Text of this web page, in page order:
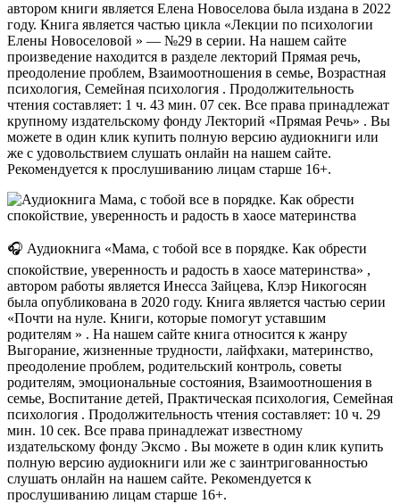
автором книги является Елена Новоселова была издана в 2022
году. Книга является частью цикла «Лекции по психологии
Елены Новоселовой » — №29 в серии. На нашем сайте
произведение находится в разделе лекторий Прямая речь,
преодоление проблем, Взаимоотношения в семье, Возрастная
психология, Семейная психология . Продолжительность
чтения составляет: 1 ч. 43 мин. 07 сек. Все права принадлежат
крупному издательскому фонду Лекторий «Прямая Речь» . Вы
можете в один клик купить полную версию аудиокниги или
же с удовольствием слушать онлайн на нашем сайте.
Рекомендуется к прослушиванию лицам старше 16+.
🎧 Аудиокнига «Мама, с тобой все в порядке. Как обрести
спокойствие, уверенность и радость в хаосе материнства» ,
автором работы является Инесса Зайцева, Клэр Никогосян
была опубликована в 2020 году. Книга является частью серии
«Почти на нуле. Книги, которые помогут уставшим
родителям » . На нашем сайте книга относится к жанру
Выгорание, жизненные трудности, лайфхаки, материнство,
преодоление проблем, родительский контроль, советы
родителям, эмоциональные состояния, Взаимоотношения в
семье, Воспитание детей, Практическая психология, Семейная
психология . Продолжительность чтения составляет: 10 ч. 29
мин. 10 сек. Все права принадлежат известному
издательскому фонду Эксмо . Вы можете в один клик купить
полную версию аудиокниги или же с заинтригованностью
слушать онлайн на нашем сайте. Рекомендуется к
прослушиванию лицам старше 16+.